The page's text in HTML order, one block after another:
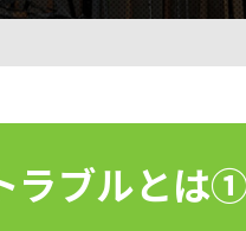
ラブルとは